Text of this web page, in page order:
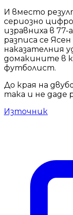
И вместо
сериозно
изравниха в
разписа се
наказателния
домакините в
футболист.
До края на
така и не даде
Източник